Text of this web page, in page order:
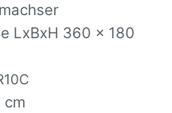
LxBxH 360 x 180
cm